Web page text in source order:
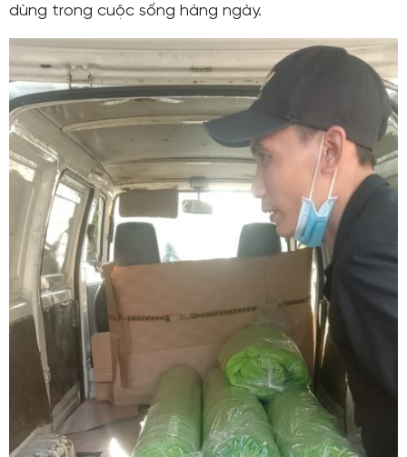
dùng trong cuộc sống hàng ngày.